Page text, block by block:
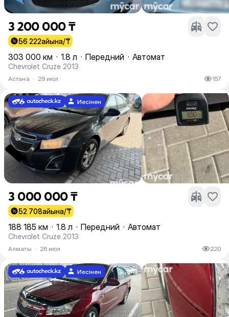
3 200 000 ₸
56 222айына/₸
303 000 км · 1.8 л · Передний · Автомат
Chevrolet Cruze 2013
Астана · 29 июл 157
Иесінен
3 000 000 ₸
52 708айына/₸
188 185 км · 1.8 л · Передний · Автомат
Chevrolet Cruze 2013
Алматы · 26 июл 220
Иесінен